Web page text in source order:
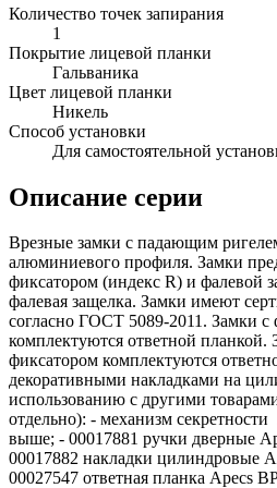
Количество точек запирания
1
Покрытие лицевой планки
Гальваника
Цвет лицевой планки
Никель
Способ установки
Для самостоятельной
Описание серии
Врезные замки с падающим
алюминиевого профиля. Замки
фиксатором (индекс R) и фалевой
фалевая защелка. Замки имеют
согласно ГОСТ 5089-2011. Замки с
комплектуются ответной
фиксатором комплектуются
декоративными накладками на
использованию с другими
отдельно): - механизм
выше; - 00017881 ручки дверные
00017882 накладки цилиндровые
00027547 ответная планка Apecs